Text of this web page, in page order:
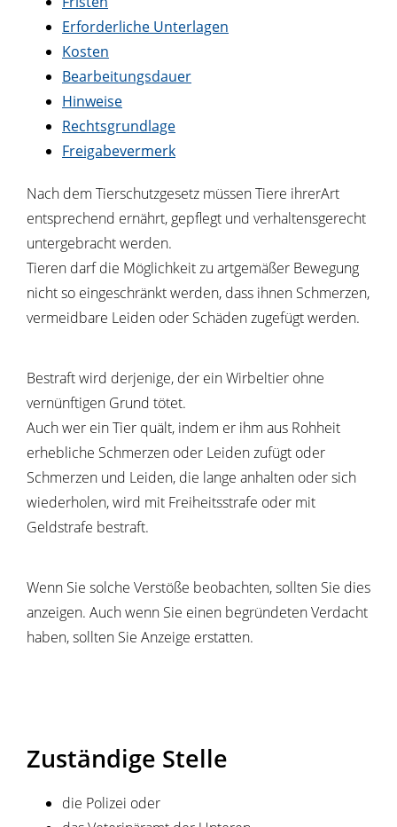
Erforderliche Unterlagen
Kosten
Bearbeitungsdauer
Hinweise
Rechtsgrundlage
Freigabevermerk
Nach dem Tierschutzgesetz müssen Tiere ihrerArt
entsprechend ernährt, gepflegt und verhaltensgerecht
untergebracht werden.
Tieren darf die Möglichkeit zu artgemäßer Bewegung
nicht so eingeschränkt werden, dass ihnen Schmerzen,
vermeidbare Leiden oder Schäden zugefügt werden.
Bestraft wird derjenige, der ein Wirbeltier ohne
vernünftigen Grund tötet.
Auch wer ein Tier quält, indem er ihm aus Rohheit
erhebliche Schmerzen oder Leiden zufügt oder
Schmerzen und Leiden, die lange anhalten oder sich
wiederholen, wird mit Freiheitsstrafe oder mit
Geldstrafe bestraft.
Wenn Sie solche Verstöße beobachten, sollten Sie dies
anzeigen. Auch wenn Sie einen begründeten Verdacht
haben, sollten Sie Anzeige erstatten.
Zuständige Stelle
die Polizei oder